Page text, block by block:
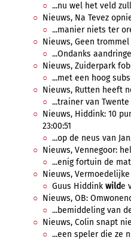
...nu wel het veld
Nieuws, Na Tevez
...manier niets ter
Nieuws, Geen
...Ondanks
Nieuws, Zuiderpark
...met een hoog
Nieuws, Rutten heeft
...trainer van
Nieuws, Hiddink: 10
23:00:51
...op de neus van
Nieuws, Vennegoor:
...enig fortuin de
Nieuws, Vermoedelijke
Guus Hiddink wilde
Nieuws, OB:
...bemiddeling van
Nieuws, Colin snapt
...een speler die ze